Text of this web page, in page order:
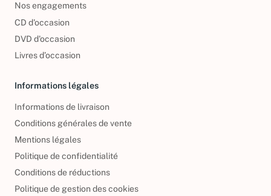
Nos engagements
CD d'occasion
DVD d'occasion
Livres d’occasion
Informations légales
Informations de livraison
Conditions générales de vente
Mentions légales
Politique de confidentialité
Conditions de réductions
Politique de gestion des cookies